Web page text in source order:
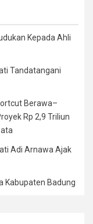
Kepada Ahli
Tandatangani
Berawa–
Rp 2,9 Triliun
Adi Arnawa Ajak
Kabupaten Badung